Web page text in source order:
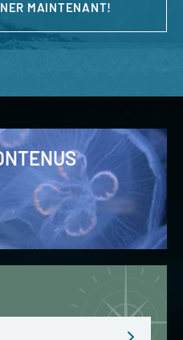
MAINTENANT!